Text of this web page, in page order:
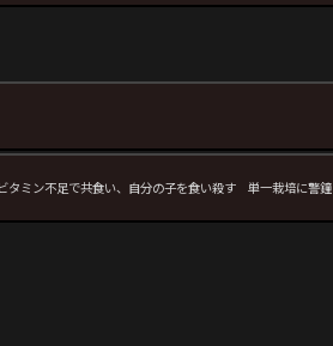
タミン不足で共食い、自分の子を食い殺す 単一栽培に警鐘